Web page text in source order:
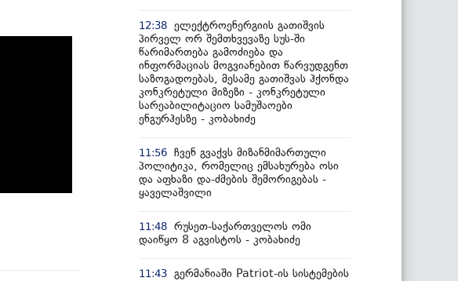
12:38 ელექტროენერგიის გათიშვის
პირველ ორ შემთხვევაზე სუს-ში
წარიმართება გამოძიება და
ინფორმაციას მოგვიანებით წარვუდგენთ
საზოგადოებას, მესამე გათიშვას ჰქონდა
კონკრეტული მიზეზი - კონკრეტული
სარეაბილიტაციო სამუშაოები
ენგურჰესზე - კობახიძე
11:56 ჩვენ გვაქვს მიზანმიმართული
პოლიტიკა, რომელიც ემსახურება ოსი
და აფხაზი და-ძმების შემორიგებას -
ყაველაშვილი
11:48 რუსეთ-საქართველოს ომი
დაიწყო 8 აგვისტოს - კობახიძე
11:43 გერმანიაში Patriot-ის სისტემების